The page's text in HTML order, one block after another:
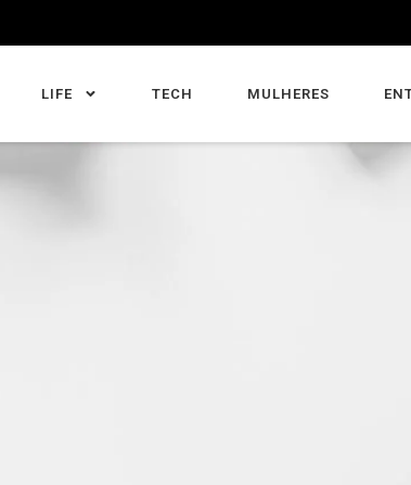
LIFE TECH MULHERES